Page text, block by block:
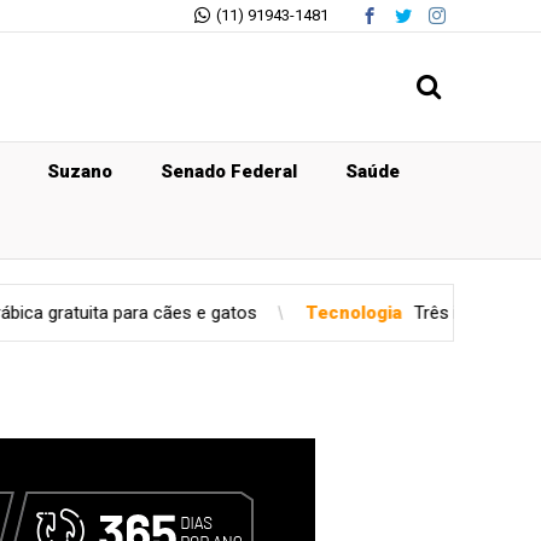
(11) 91943-1481
Suzano Senado Federal Saúde
cães e gatos Tecnologia Três impactos da gamificação